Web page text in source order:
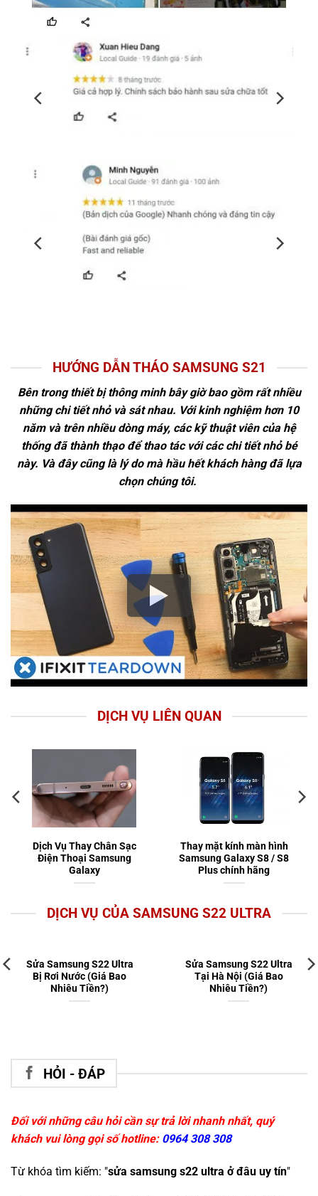
HƯỚNG DẪN THÁO SAMSUNG S21
Bên trong thiết bị thông minh bây giờ bao gồm rất nhiều
những chi tiết nhỏ và sát nhau. Với kinh nghiệm hơn 10
năm và trên nhiều dòng máy, các kỹ thuật viên của hệ
thống đã thành thạo để thao tác với các chi tiết nhỏ bé
này. Và đây cũng là lý do mà hầu hết khách hàng đã lựa
chọn chúng tôi.
DỊCH VỤ LIÊN QUAN
Dịch Vụ Thay Chân Sạc
Điện Thoại Samsung
Galaxy
Thay mặt kính màn hình
Samsung Galaxy S8 / S8
Plus chính hãng
DỊCH VỤ CỦA SAMSUNG S22 ULTRA
Sửa Samsung S22 Ultra
Bị Rơi Nước (Giá Bao
Nhiêu Tiền?)
Sửa Samsung S22 Ultra
Tại Hà Nội (Giá Bao
Nhiêu Tiền?)
HỎI - ĐÁP
Đối với những câu hỏi cần sự trả lời nhanh nhất, quý
khách vui lòng gọi số hotline: 0964 308 308
Từ khóa tìm kiếm: "sửa samsung s22 ultra ở đâu uy tín"